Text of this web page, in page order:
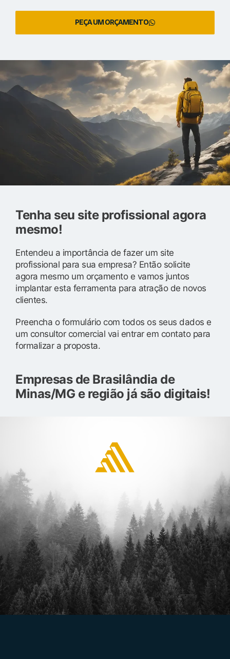
PEÇA UM ORÇAMENTO
Tenha seu site profissional agora
mesmo!
Entendeu a importância de fazer um site
profissional para sua empresa? Então solicite
agora mesmo um orçamento e vamos juntos
implantar esta ferramenta para atração de novos
clientes.
Preencha o formulário com todos os seus dados e
um consultor comercial vai entrar em contato para
formalizar a proposta.
Empresas de Brasilândia de
Minas/MG e região já são digitais!